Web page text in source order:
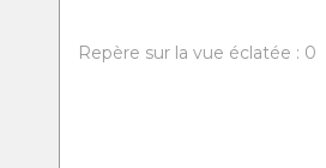
Repère sur la vue éclatée : 0